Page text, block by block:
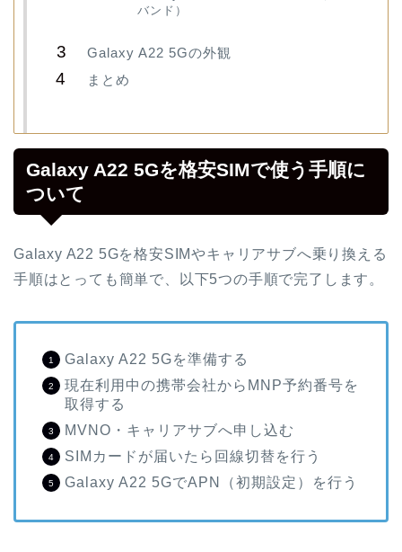
バンド）
Galaxy A22 5Gの外観
まとめ
Galaxy A22 5Gを格安SIMで使う手順に
ついて
Galaxy A22 5Gを格安SIMやキャリアサブへ乗り換える
手順はとっても簡単で、以下5つの手順で完了します。
Galaxy A22 5Gを準備する
現在利用中の携帯会社からMNP予約番号を
取得する
MVNO・キャリアサブへ申し込む
SIMカードが届いたら回線切替を行う
Galaxy A22 5GでAPN（初期設定）を行う